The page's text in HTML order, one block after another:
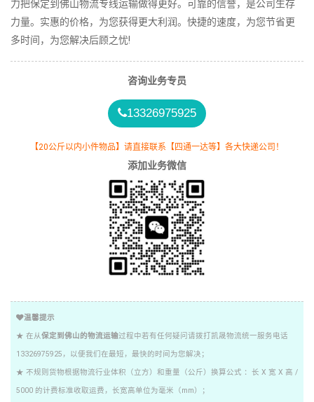
力把保定到佛山物流专线运输做得更好。可靠的信誉，是公司生存
力量。实惠的价格，为您获得更大利润。快捷的速度，为您节省更
多时间，为您解决后顾之忧!
咨询业务专员
13326975925
【20公斤以内小件物品】请直接联系【四通一达等】各大快递公司！
添加业务微信
温馨提示
★ 在从保定到佛山的物流运输过程中若有任何疑问请拨打凯晟物流统一服务电话
13326975925，以便我们在最短，最快的时间为您解决；
★ 不规则货物根据物流行业体积（立方）和重量（公斤）换算公式 ：长 X 宽 X 高 /
5000 的计费标准收取运费，长宽高单位为毫米（mm）；